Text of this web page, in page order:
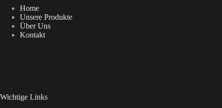
Home
Unsere Produkte
Über Uns
Kontakt
Wichtige Links